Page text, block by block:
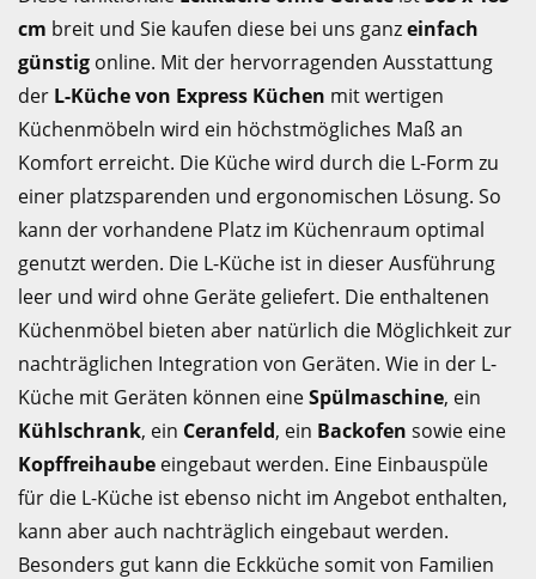
cm breit und Sie kaufen diese bei uns ganzeinfach
günstig online. Mit der hervorragenden Ausstattung
der L-Küche von Express Küchen mit wertigen
Küchenmöbeln wird ein höchstmögliches Maß an
Komfort erreicht. Die Küche wird durch die L-Form zu
einer platzsparenden und ergonomischen Lösung. So
kann der vorhandene Platz im Küchenraum optimal
genutzt werden. Die L-Küche ist in dieser Ausführung
leer und wird ohne Geräte geliefert. Die enthaltenen
Küchenmöbel bieten aber natürlich die Möglichkeit zur
nachträglichen Integration von Geräten. Wie in der L-
Küche mit Geräten können eineSpülmaschine, ein
Kühlschrank, ein Ceranfeld, ein Backofen sowie eine
Kopffreihaube eingebaut werden. Eine Einbauspüle
für die L-Küche ist ebenso nicht im Angebot enthalten,
kann aber auch nachträglich eingebaut werden.
Besonders gut kann die Eckküche somit von Familien